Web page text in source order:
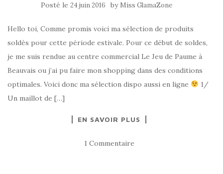
Posté le 24 juin 2016 by Miss GlamaZone
Hello toi, Comme promis voici ma sélection de produits
soldés pour cette période estivale. Pour ce début de soldes,
je me suis rendue au centre commercial Le Jeu de Paume à
Beauvais ou j’ai pu faire mon shopping dans des conditions
optimales. Voici donc ma sélection dispo aussi en ligne
1/
Un maillot de […]
EN SAVOIR PLUS
1 Commentaire